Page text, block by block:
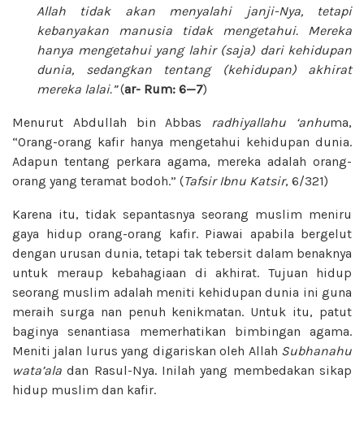
Allah tidak akan menyalahi janji-Nya, tetapi
kebanyakan manusia tidak mengetahui. Mereka
hanya mengetahui yang lahir (saja) dari kehidupan
dunia, sedangkan tentang (kehidupan) akhirat
mereka lalai.”(ar- Rum: 6—7)
Menurut Abdullah bin Abbas radhiyallahu ‘anhuma,
“Orang-orang kafir hanya mengetahui kehidupan dunia.
Adapun tentang perkara agama, mereka adalah orang-
orang yang teramat bodoh.” (Tafsir Ibnu Katsir, 6/321)
Karena itu, tidak sepantasnya seorang muslim meniru
gaya hidup orang-orang kafir. Piawai apabila bergelut
dengan urusan dunia, tetapi tak tebersit dalam benaknya
untuk meraup kebahagiaan di akhirat. Tujuan hidup
seorang muslim adalah meniti kehidupan dunia ini guna
meraih surga nan penuh kenikmatan. Untuk itu, patut
baginya senantiasa memerhatikan bimbingan agama.
Meniti jalan lurus yang digariskan oleh Allah Subhanahu
wata’ala dan Rasul-Nya. Inilah yang membedakan sikap
hidup muslim dan kafir.